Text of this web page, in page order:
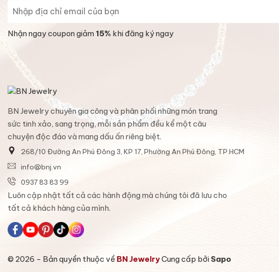
Nhận ngay coupon giảm15% khi đăng ký ngay
BN Jewelry chuyên gia công và phân phối những món trang
sức tinh xảo, sang trọng, mỗi sản phẩm đều kể một câu
chuyện độc đáo và mang dấu ấn riêng biệt.
268/10 Đường An Phú Đông 3, KP 17, Phường An Phú Đông, TP.HCM
info@bnj.vn
0937 83 83 99
Luôn cập nhật tất cả các hành động mà chúng tôi đã lưu cho
tất cả khách hàng của mình.
© 2026 - Bản quyền thuộc về BN JewelryCung cấp bởi Sapo